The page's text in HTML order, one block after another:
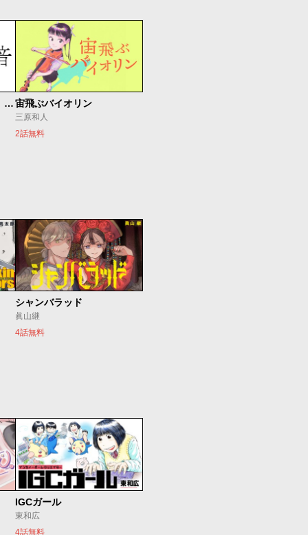
もうひとつのピアノの森 整う音宙飛ぶバイオリン
三原和人
2話無料
シャンバラッド
眞山継
4話無料
IGCガール
東和広
4話無料